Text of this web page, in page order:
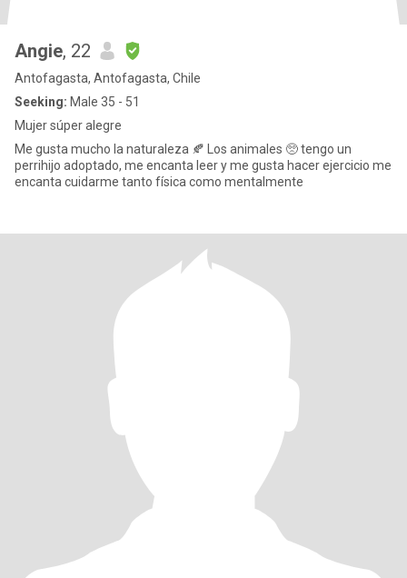
Angie, 22
Antofagasta, Antofagasta, Chile
Seeking: Male 35 - 51
Mujer súper alegre
Me gusta mucho la naturaleza 🍂 Los animales 🥺 tengo un
perrihijo adoptado, me encanta leer y me gusta hacer ejercicio me
encanta cuidarme tanto física como mentalmente